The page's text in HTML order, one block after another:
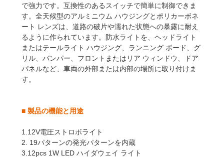
で強力です。互換性のあるスイッチで簡単に制御できま
す。全天候型のアルミニウム ハウジングとポリカーボネ
ート レンズは、道路の破片や濡れた状態への暴露に耐え
るように作られています。防水ライトを、ヘッドライト
またはテールライト ハウジング、ランニング ボード、グ
リル、バンパー、フロントまたはリア ウィンドウ、ドア
パネルなど、車両の外部または内部の場所に取り付けま
す。
■ 製品の機能と用途
1.12V電圧ストロボライト
2. 19パターンの発光パターンを内蔵
3.12pcs 1W LED ハイダウェイ ライト